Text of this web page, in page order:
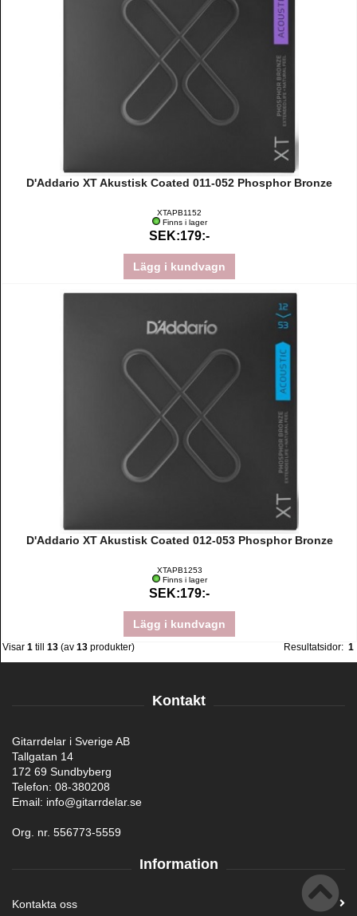
D'Addario XT Akustisk Coated 011-052 Phosphor Bronze
XTAPB1152
Finns i lager
SEK:179:-
Lägg i kundvagn
D'Addario XT Akustisk Coated 012-053 Phosphor Bronze
XTAPB1253
Finns i lager
SEK:179:-
Lägg i kundvagn
Visar 1 till 13 (av 13 produkter) Resultatsidor: 1
Kontakt
Gitarrdelar i Sverige AB
Tallgatan 14
172 69 Sundbyberg
Telefon: 08-380208
Email: info@gitarrdelar.se
Org. nr. 556773-5559
Information
Kontakta oss